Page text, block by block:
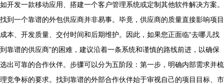
如开发一款移动应用、搭建一个客户管理系统或定制其他软件解决方案。
找到一个靠谱的外包供应商并非易事。毕竟，供应商的质量直接影响项目
成本、开发质量、交付时间和后期维护。因此，如果您正面临“去哪儿找
到靠谱的供应商”的困难，建议沿着一条系统和谨慎的路线前进，以确保
选出可靠的合作伙伴。步骤可以分为五阶段：第一步，明确内部需求并梳
理竞争标的要求。找到靠谱的外部合作伙伴始于审视自己的项目目标、市